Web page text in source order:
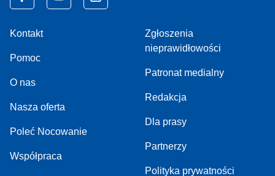
Kontakt
Pomoc
O nas
Nasza oferta
Poleć Nocowanie
Współpraca
Zgłoszenia
nieprawidłowości
Patronat medialny
Redakcja
Dla prasy
Partnerzy
Polityka prywatności